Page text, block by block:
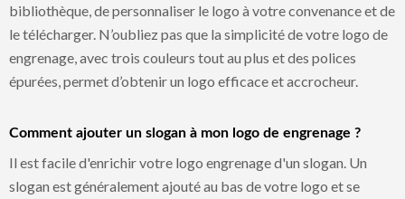
bibliothèque, de personnaliser le logo à votre convenance et de
le télécharger. N’oubliez pas que la simplicité de votre logo de
engrenage, avec trois couleurs tout au plus et des polices
épurées, permet d’obtenir un logo efficace et accrocheur.
Comment ajouter un slogan à mon logo de engrenage ?
Il est facile d'enrichir votre logo engrenage d'un slogan. Un
slogan est généralement ajouté au bas de votre logo et se